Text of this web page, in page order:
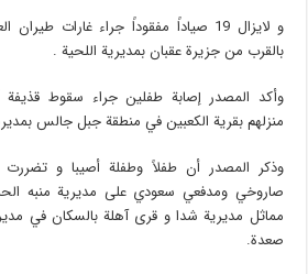
و لايزال 19 صياداً مفقوداً جراء غارات
بالقرب من جزيرة عقبان بمديرية اللحية .
وأكد المصدر إصابة طفلين جراء سقوط قذيفة
منزلهم بقرية الكعبين في منطقة جبل جالس
وذكر المصدر أن طفلاً وطفلة أصيبا و
صاروخي ومدفعي سعودي على مديرية منبه
مماثل مديرية شدا و قرى آهلة بالسكان في
صعدة.